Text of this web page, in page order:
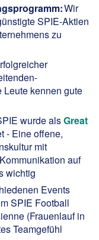
Wir
SPIE-Aktien
zu
Leute kennen gute
wurde alsGreat
- Eine offene,
mit
auf
wichtig
Events
SPIE Football
(Frauenlauf in
Teamgefühl